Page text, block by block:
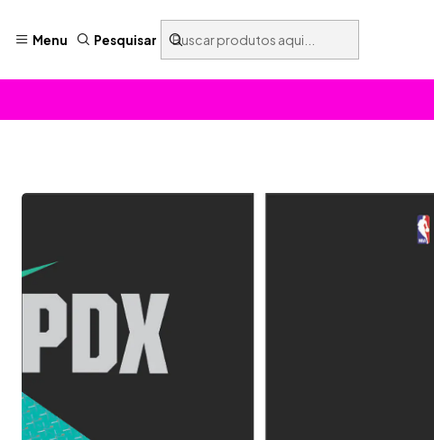
Menu Pesquisar